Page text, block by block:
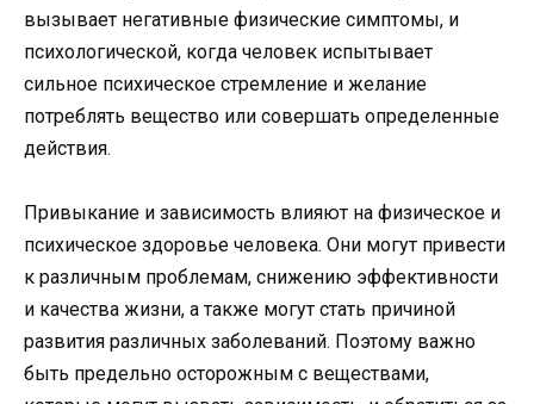
вызывает негативные физические симптомы, и
психологической, когда человек испытывает
сильное психическое стремление и желание
потреблять вещество или совершать определенные
действия.
Привыкание и зависимость влияют на физическое и
психическое здоровье человека. Они могут привести
к различным проблемам, снижению эффективности
и качества жизни, а также могут стать причиной
развития различных заболеваний. Поэтому важно
быть предельно осторожным с веществами,